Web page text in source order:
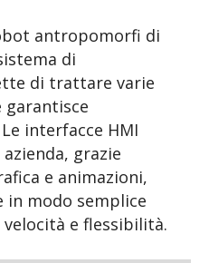
antropomorfi di
di
di trattare varie
interfacce HMI
grazie
e animazioni,
modo semplice
e flessibilità.